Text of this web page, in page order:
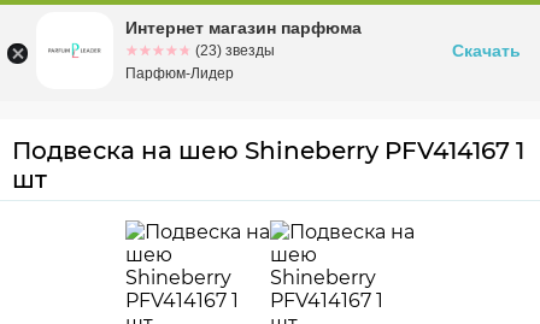
Омскул. Заозерная, 11, к. 1
Подвеска на шею Shineberry PFV414167 1
шт
Интернет магазин парфюма
☆☆☆☆☆
★★★★★ (23) звезды
Парфюм-Лидер
Скачать